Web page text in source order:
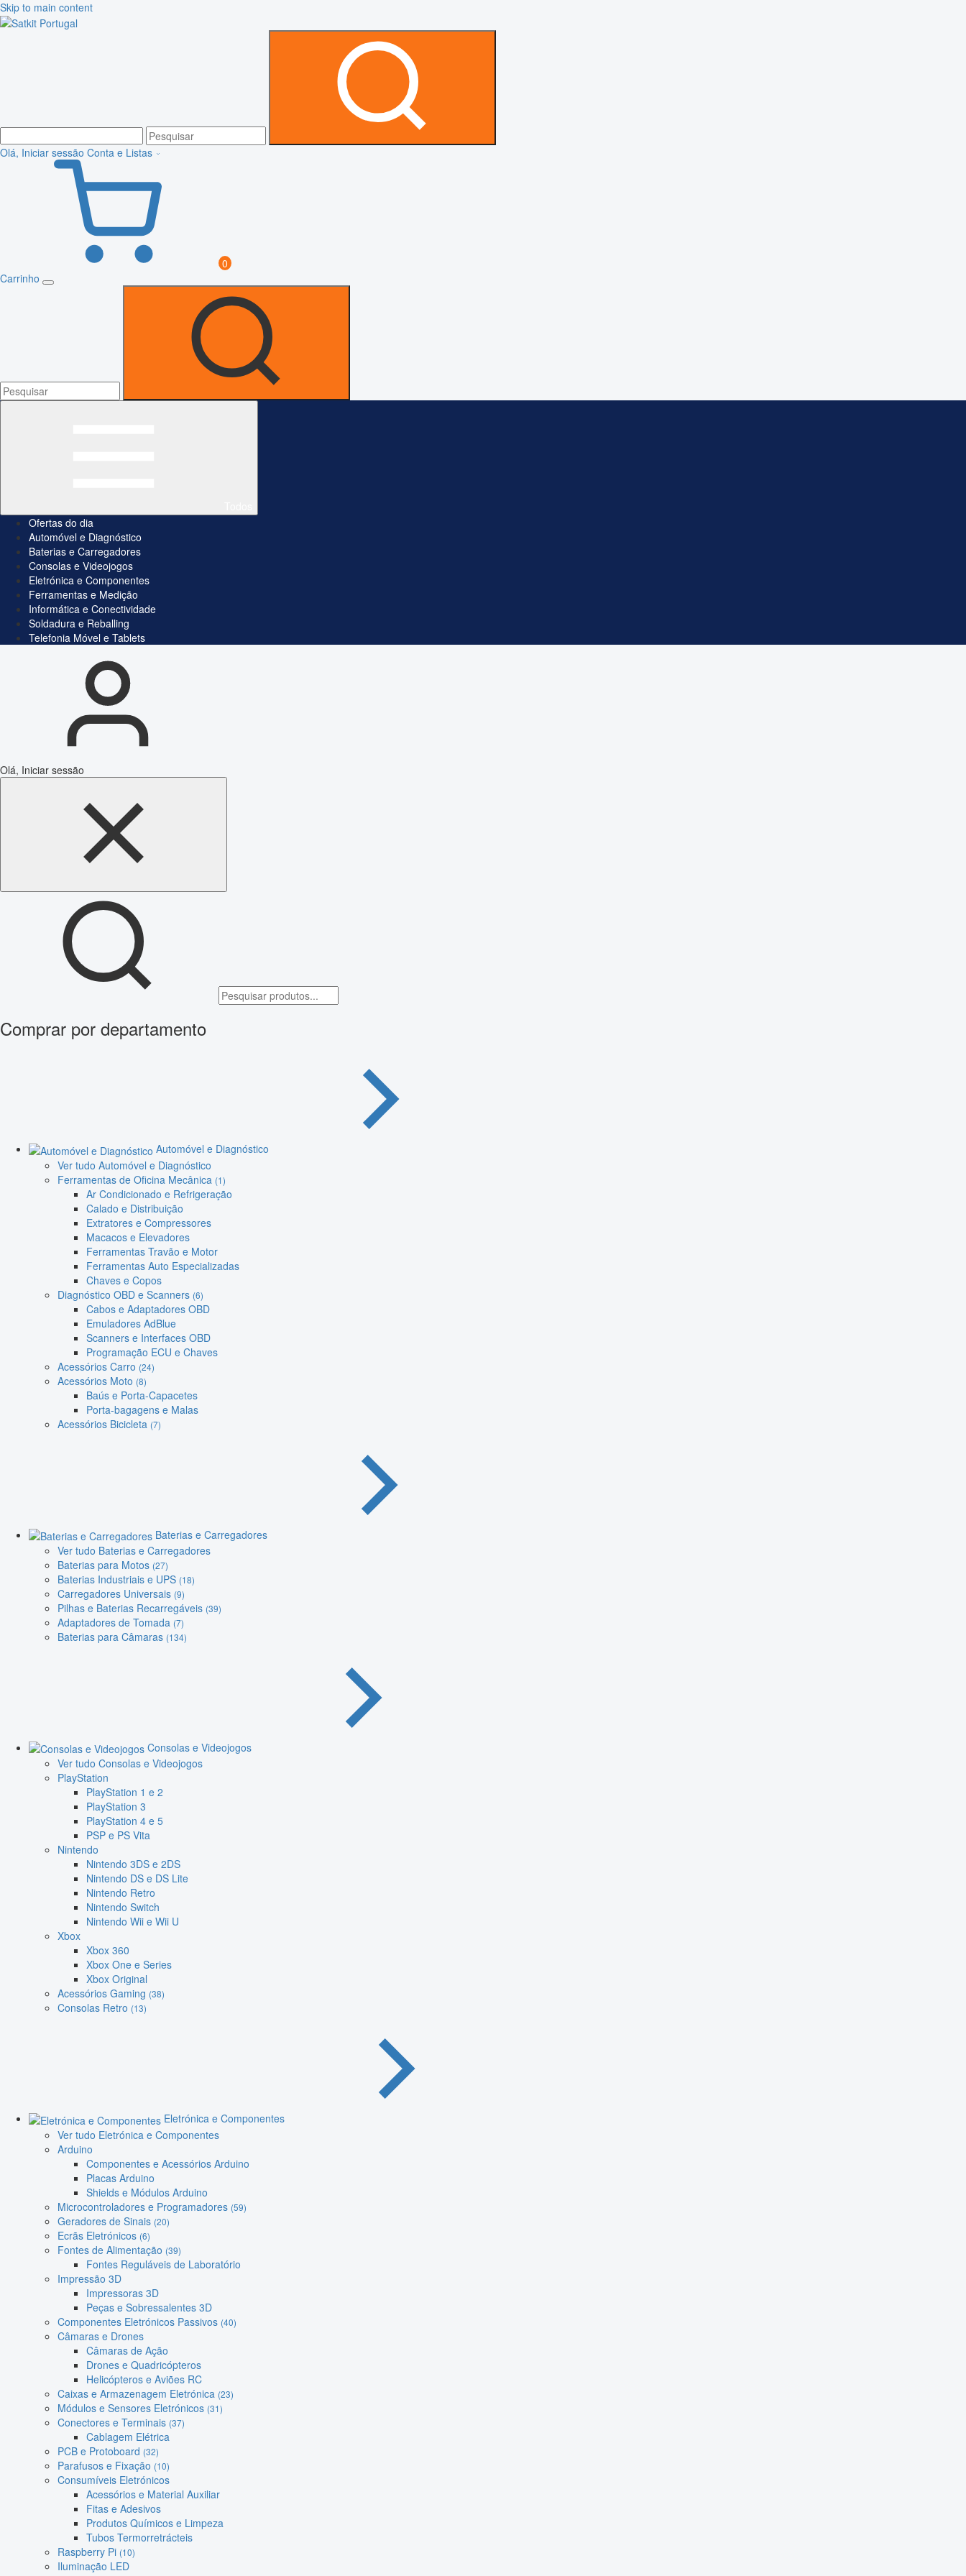
Skip to main content
Olá, Iniciar sessão Conta e Listas
0
Carrinho
Ofertas do dia
Automóvel e Diagnóstico
Baterias e Carregadores
Consolas e Videojogos
Eletrónica e Componentes
Ferramentas e Medição
Informática e Conectividade
Soldadura e Reballing
Telefonia Móvel e Tablets
Olá, Iniciar sessão
Comprar por departamento
Automóvel e Diagnóstico
Ver tudo Automóvel e Diagnóstico
Ferramentas de Oficina Mecânica (1)
Ar Condicionado e Refrigeração
Calado e Distribuição
Extratores e Compressores
Macacos e Elevadores
Ferramentas Travão e Motor
Ferramentas Auto Especializadas
Chaves e Copos
Diagnóstico OBD e Scanners (6)
Cabos e Adaptadores OBD
Emuladores AdBlue
Scanners e Interfaces OBD
Programação ECU e Chaves
Acessórios Carro (24)
Acessórios Moto (8)
Baús e Porta-Capacetes
Porta-bagagens e Malas
Acessórios Bicicleta (7)
Baterias e Carregadores
Ver tudo Baterias e Carregadores
Baterias para Motos (27)
Baterias Industriais e UPS (18)
Carregadores Universais (9)
Pilhas e Baterias Recarregáveis (39)
Adaptadores de Tomada (7)
Baterias para Câmaras (134)
Consolas e Videojogos
Ver tudo Consolas e Videojogos
PlayStation
PlayStation 1 e 2
PlayStation 3
PlayStation 4 e 5
PSP e PS Vita
Nintendo
Nintendo 3DS e 2DS
Nintendo DS e DS Lite
Nintendo Retro
Nintendo Switch
Nintendo Wii e Wii U
Xbox
Xbox 360
Xbox One e Series
Xbox Original
Acessórios Gaming (38)
Consolas Retro (13)
Eletrónica e Componentes
Ver tudo Eletrónica e Componentes
Arduino
Componentes e Acessórios Arduino
Placas Arduino
Shields e Módulos Arduino
Microcontroladores e Programadores (59)
Geradores de Sinais (20)
Ecrãs Eletrónicos (6)
Fontes de Alimentação (39)
Fontes Reguláveis de Laboratório
Impressão 3D
Impressoras 3D
Peças e Sobressalentes 3D
Componentes Eletrónicos Passivos (40)
Câmaras e Drones
Câmaras de Ação
Drones e Quadricópteros
Helicópteros e Aviões RC
Caixas e Armazenagem Eletrónica (23)
Módulos e Sensores Eletrónicos (31)
Conectores e Terminais (37)
Cablagem Elétrica
PCB e Protoboard (32)
Parafusos e Fixação (10)
Consumíveis Eletrónicos
Acessórios e Material Auxiliar
Fitas e Adesivos
Produtos Químicos e Limpeza
Tubos Termorretrácteis
Raspberry Pi (10)
Iluminação LED